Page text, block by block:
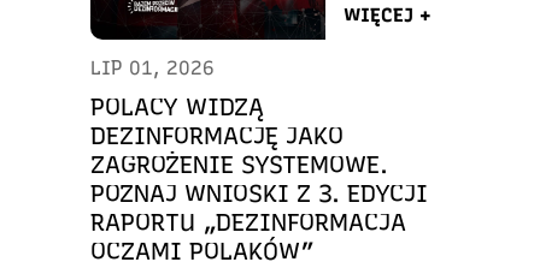
WIĘCEJ +
LIP 01, 2026
POLACY WIDZĄ
DEZINFORMACJĘ JAKO
ZAGROŻENIE SYSTEMOWE.
POZNAJ WNIOSKI Z 3. EDYCJI
RAPORTU „DEZINFORMACJA
OCZAMI POLAKÓW”